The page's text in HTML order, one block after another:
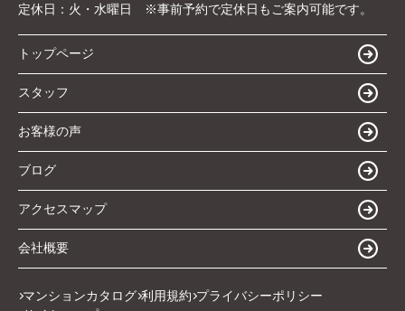
定休日： 火・水曜日 ※事前予約で定休日もご案内可能です。
トップページ
スタッフ
お客様の声
ブログ
アクセスマップ
会社概要
マンションカタログ 利用規約 プライバシーポリシー